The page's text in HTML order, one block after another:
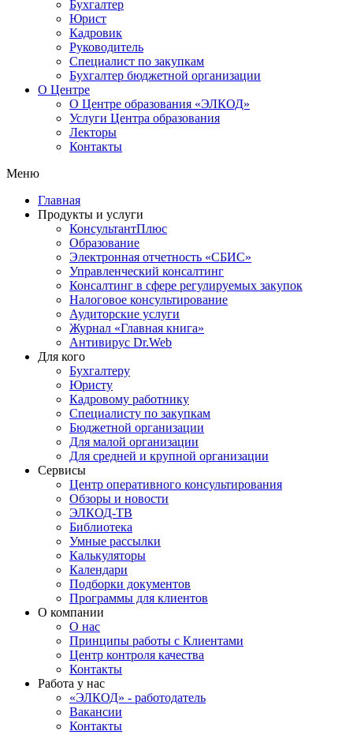
Бухгалтер
Юрист
Кадровик
Руководитель
Специалист по закупкам
Бухгалтер бюджетной организации
О Центре
О Центре образования «ЭЛКОД»
Услуги Центра образования
Лекторы
Контакты
Меню
Главная
Продукты и услуги
КонсультантПлюс
Образование
Электронная отчетность «СБИС»
Управленческий консалтинг
Консалтинг в сфере регулируемых закупок
Налоговое консультирование
Аудиторские услуги
Журнал «Главная книга»
Антивирус Dr.Web
Для кого
Бухгалтеру
Юристу
Кадровому работнику
Специалисту по закупкам
Бюджетной организации
Для малой организации
Для средней и крупной организации
Сервисы
Центр оперативного консультирования
Обзоры и новости
ЭЛКОД-ТВ
Библиотека
Умные рассылки
Калькуляторы
Календари
Подборки документов
Программы для клиентов
О компании
О нас
Принципы работы с Клиентами
Центр контроля качества
Контакты
Работа у нас
«ЭЛКОД» - работодатель
Вакансии
Контакты